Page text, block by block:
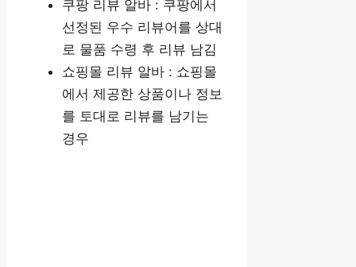
쿠팡 리뷰 알바 : 쿠팡에서
선정된 우수 리뷰어를 상대
로 물품 수령 후 리뷰 남김
쇼핑몰 리뷰 알바 : 쇼핑몰
에서 제공한 상품이나 정보
를 토대로 리뷰를 남기는
경우